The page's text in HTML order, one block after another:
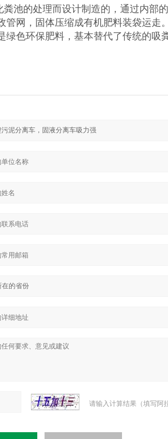
池的处理而设计制造的，通过内部
管网，固体压缩成有机肥料装袋运走
绿色环保肥料，基本替代了传统的吸
请输入计算结果（填写阿